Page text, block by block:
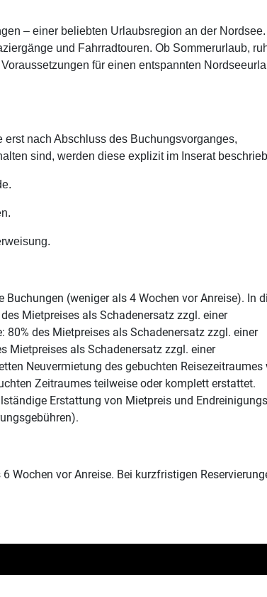
– einer beliebten Urlaubsregion an der
und Fahrradtouren. Ob Sommerurlaub,
für einen entspannten
nach Abschluss des Buchungsvorganges,
sind, werden diese explizit im Inserat
(weniger als 4 Wochen vor Anreise). In
Mietpreises als Schadenersatz zzgl. einer
des Mietpreises als Schadenersatz zzgl. einer
Mietpreises als Schadenersatz zzgl. einer
Neuvermietung des gebuchten Reisezeitraumes
Zeitraumes teilweise oder komplett erstattet.
Erstattung von Mietpreis und
Wochen vor Anreise. Bei kurzfristigen